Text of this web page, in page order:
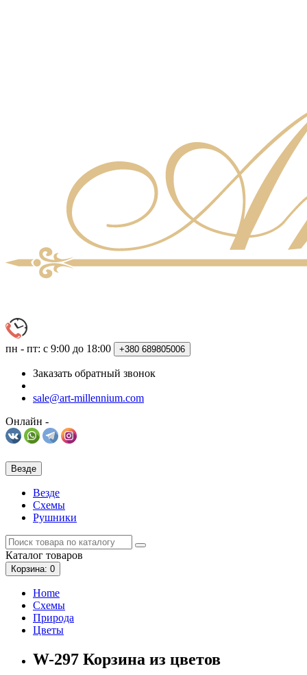
пн - пт: с 9:00 до 18:00 +380 689805006
Заказать обратный звонок
sale@art-millennium.com
Онлайн -
Везде
Везде
Схемы
Рушники
Каталог товаров
Корзина: 0
Home
Схемы
Природа
Цветы
W-297 Корзина из цветов